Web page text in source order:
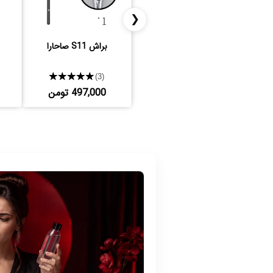
❮
براش S11 صاحارا
★★★★★(3)
497,000 تومن